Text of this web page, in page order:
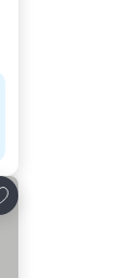
a favoritos